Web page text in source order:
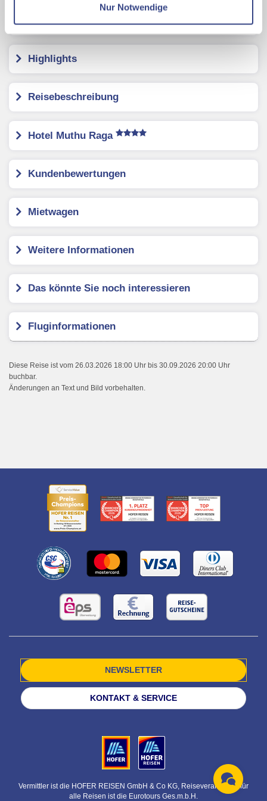
Mit Klick auf "Alles erlauben" stimmen Sie der
Verwendung der Cookies & Plugins auf unseren
Nur Notwendige
Highlights
Reisebeschreibung
Hotel Muthu Raga
Kundenbewertungen
Mietwagen
Weitere Informationen
Das könnte Sie noch interessieren
Fluginformationen
Diese Reise ist vom 26.03.2026 18:00 Uhr bis 30.09.2026 20:00 Uhr
buchbar.
Änderungen an Text und Bild vorbehalten.
NEWSLETTER
KONTAKT & SERVICE
Vermittler ist die HOFER REISEN GmbH & Co KG, Reiseveranstalter für
alle Reisen ist die Eurotours Ges.m.b.H.